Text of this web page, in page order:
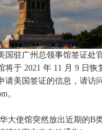
国驻广州总领事馆签证处
将于 2021 年 11 月 9 日恢
请美国签证的信息，请访
。
大使馆突然放出近期的B